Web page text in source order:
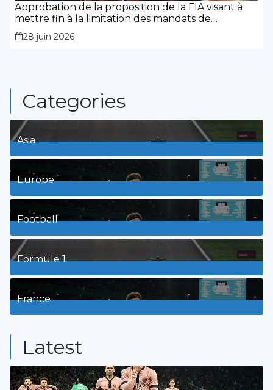
Approbation de la proposition de la FIA visant à
mettre fin à la limitation des mandats de
présidence
28 juin 2026
Categories
Asia
1Posts
Europe
3Posts
Football
8Posts
Formule 1
3Posts
France
Latest